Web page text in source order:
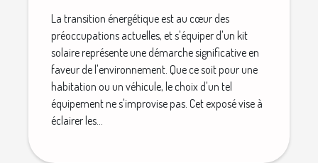
La transition énergétique est au cœur des
préoccupations actuelles, et s'équiper d'un kit
solaire représente une démarche significative en
faveur de l'environnement. Que ce soit pour une
habitation ou un véhicule, le choix d'un tel
équipement ne s'improvise pas. Cet exposé vise à
éclairer les...